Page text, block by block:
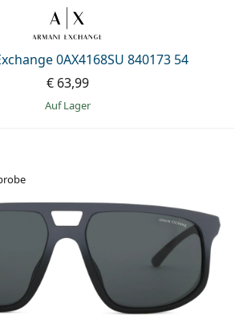
0AX4168SU 840173 54
€ 63,99
auf Lager